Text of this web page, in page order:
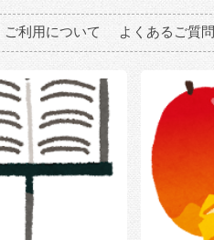
ご利用について よくあるご質問